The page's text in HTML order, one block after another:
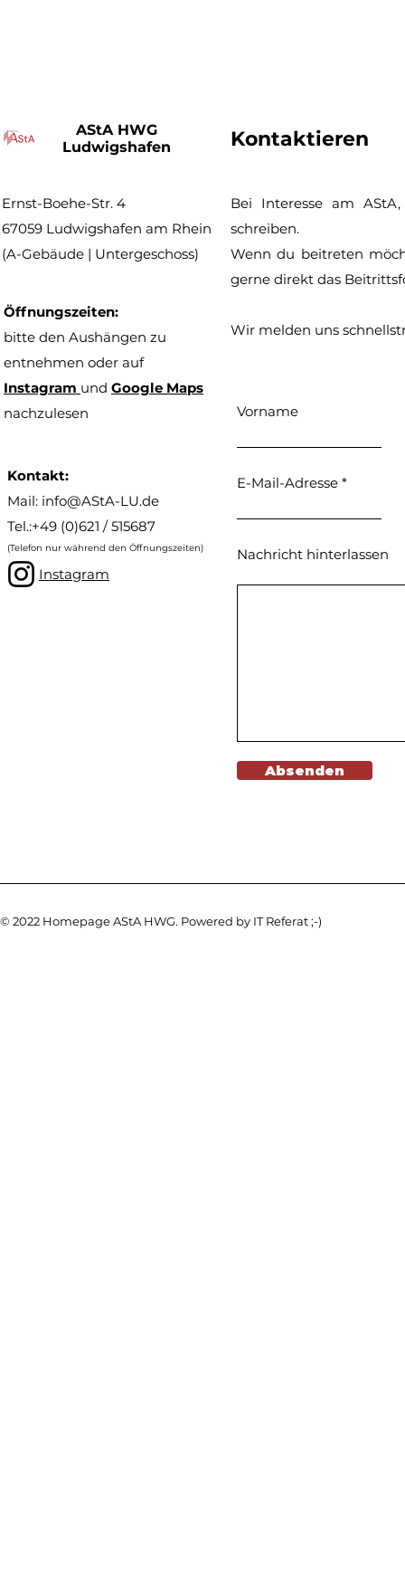
AStA HWG
Ludwigshafen
Ernst-Boehe-Str. 4
67059 Ludwigshafen am Rhein
(A-Gebäude | Untergeschoss)
Öffnungszeiten:
bitte den Aushängen zu
entnehmen oder auf
Instagram und Google Maps
nachzulesen
Kontakt:
Mail: info@AStA-LU.de
Tel.:+49 (0)621 / 515687
(Telefon nur während den Öffnungszeiten)
Instagram
Kontaktieren
Bei Interesse am
schreiben.
Wenn du beitreten
gerne direkt das
Wir melden uns
Vorname
E-Mail-Adresse
Nachricht hinterlassen
Absenden
© 2022 Homepage AStA HWG. Powered by IT Referat ;-)